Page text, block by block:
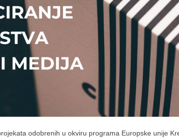
odobrenih u okviru programa Europske unije